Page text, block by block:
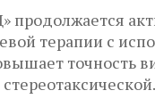
продолжается
терапии с
точность